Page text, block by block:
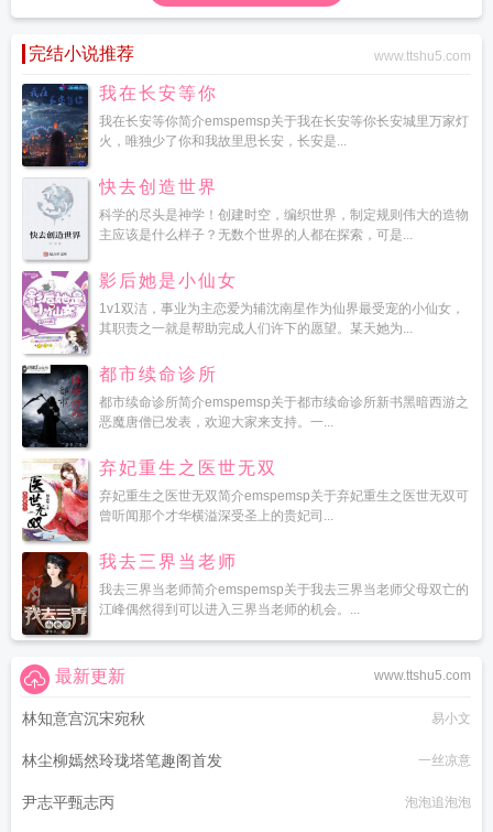
完结小说推荐 www.ttshu5.com
我在长安等你
我在长安等你简介emspemsp关于我在长安等你长安城里万家灯
火，唯独少了你和我故里思长安，长安是...
快去创造世界
科学的尽头是神学！创建时空，编织世界，制定规则伟大的造物
主应该是什么样子？无数个世界的人都在探索，可是...
影后她是小仙女
1v1双洁，事业为主恋爱为辅沈南星作为仙界最受宠的小仙女，
其职责之一就是帮助完成人们许下的愿望。某天她为...
都市续命诊所
都市续命诊所简介emspemsp关于都市续命诊所新书黑暗西游之
恶魔唐僧已发表，欢迎大家来支持。一...
弃妃重生之医世无双
弃妃重生之医世无双简介emspemsp关于弃妃重生之医世无双可
曾听闻那个才华横溢深受圣上的贵妃司...
我去三界当老师
我去三界当老师简介emspemsp关于我去三界当老师父母双亡的
江峰偶然得到可以进入三界当老师的机会。...
www.ttshu5.com
最新更新
林知意宫沉宋宛秋 易小文
林尘柳嫣然玲珑塔笔趣阁首发 一丝凉意
尹志平甄志丙 泡泡追泡泡